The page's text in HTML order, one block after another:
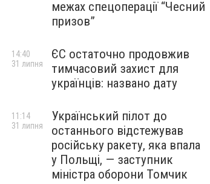
межах спецоперації “Чесний
призов”
ЄС остаточно продовжив
тимчасовий захист для
українців: названо дату
14:40
31 липня
Український пілот до
останнього відстежував
російську ракету, яка впала
у Польщі, — заступник
міністра оборони Томчик
11:14
31 липня